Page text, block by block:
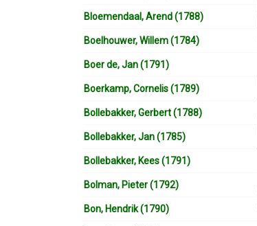
Bloemendaal, Arend (1788)
Boelhouwer, Willem (1784)
Boer de, Jan (1791)
Boerkamp, Cornelis (1789)
Bollebakker, Gerbert (1788)
Bollebakker, Jan (1785)
Bollebakker, Kees (1791)
Bolman, Pieter (1792)
Bon, Hendrik (1790)